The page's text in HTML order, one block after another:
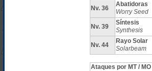
Nv. 36
Abatidoras
Worry Seed
Nv. 39
Síntesis
Synthesis
Nv. 44
Rayo Solar
Solarbeam
Ataques por MT / MO